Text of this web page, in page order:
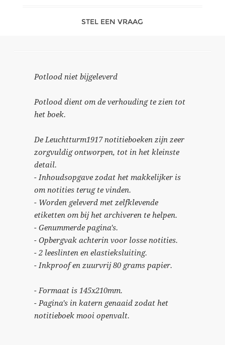
STEL EEN VRAAG
Potlood niet bijgeleverd
Potlood dient om de verhouding te zien tot
het boek.
De Leuchtturm1917 notitieboeken zijn zeer
zorgvuldig ontworpen, tot in het kleinste
detail.
- Inhoudsopgave zodat het makkelijker is
om notities terug te vinden.
- Worden geleverd met zelfklevende
etiketten om bij het archiveren te helpen.
- Genummerde pagina's.
- Opbergvak achterin voor losse notities.
- 2 leeslinten en elastieksluiting.
- Inkproof en zuurvrij 80 grams papier.
- Formaat is 145x210mm.
- Pagina's in katern genaaid zodat het
notitieboek mooi openvalt.